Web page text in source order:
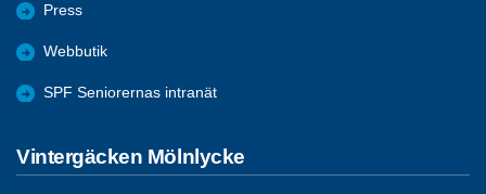
Press
Webbutik
SPF Seniorernas intranät
Vintergäcken Mölnlycke